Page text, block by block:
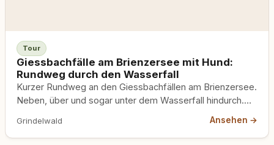
Tour
Giessbachfälle am Brienzersee mit Hund:
Rundweg durch den Wasserfall
Kurzer Rundweg an den Giessbachfällen am Brienzersee.
Neben, über und sogar unter dem Wasserfall hindurch.
Anreise auch per Schiff oder mit einer der ältesten
Standseilbahnen Europas.
Grindelwald Ansehen →